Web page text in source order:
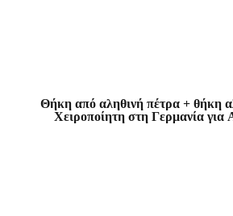
Θήκη από αληθινή πέτρα + θήκη
Χειροποίητη στη Γερμανία